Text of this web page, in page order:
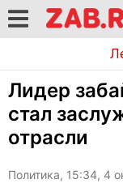
Лидер
стал
отрасли
Политика, 15:34, 4